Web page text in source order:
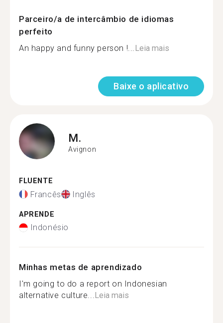
Parceiro/a de intercâmbio de idiomas
perfeito
An happy and funny person !...Leia mais
Baixe o aplicativo
M.
Avignon
FLUENTE
Francês Inglês
APRENDE
Indonésio
Minhas metas de aprendizado
I'm going to do a report on Indonesian
alternative culture...Leia mais